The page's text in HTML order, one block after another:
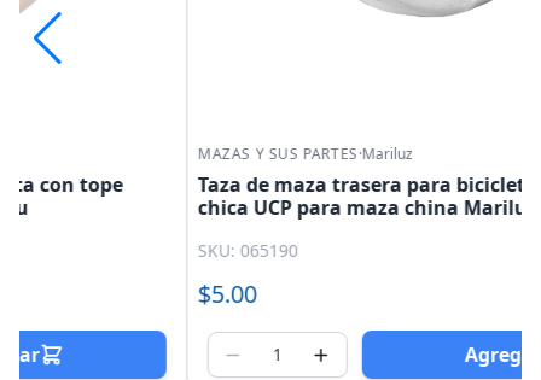
Mariluz
Taza de maza trasera para bicicleta con tope
chica UCP para maza china Mariluz
Agregar